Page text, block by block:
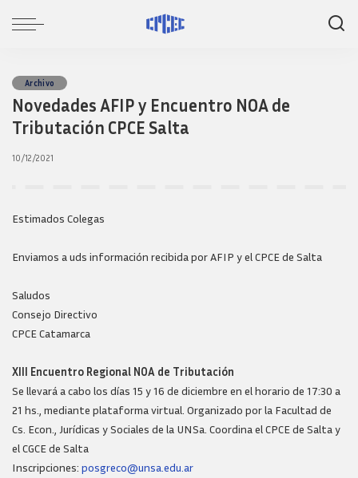
Archivo
Novedades AFIP y Encuentro NOA de
Tributación CPCE Salta
10/12/2021
Estimados Colegas
Enviamos a uds información recibida por AFIP y el CPCE de Salta
Saludos
Consejo Directivo
CPCE Catamarca
XIII Encuentro Regional NOA de Tributación
Se llevará a cabo los días 15 y 16 de diciembre en el horario de 17:30 a
21 hs., mediante plataforma virtual. Organizado por la Facultad de
Cs. Econ., Jurídicas y Sociales de la UNSa. Coordina el CPCE de Salta y
el CGCE de Salta
Inscripciones: posgreco@unsa.edu.ar